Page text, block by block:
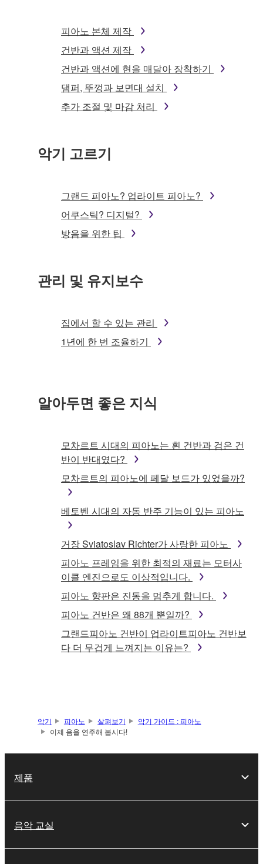
피아노 본체 제작
건반과 액션 제작
건반과 액션에 현을 매달아 장착하기
댐퍼, 뚜껑과 보면대 설치
추가 조절 및 마감 처리
악기 고르기
그랜드 피아노? 업라이트 피아노?
어쿠스틱? 디지털?
방음을 위한 팁
관리 및 유지보수
집에서 할 수 있는 관리
1년에 한 번 조율하기
알아두면 좋은 지식
모차르트 시대의 피아노는 흰 건반과 검은 건
반이 반대였다?
모차르트의 피아노에 페달 보드가 있었을까?
베토벤 시대의 자동 반주 기능이 있는 피아노
거장 Sviatoslav Richter가 사랑한 피아노
피아노 프레임을 위한 최적의 재료는 모터사
이클 엔진으로도 이상적입니다.
피아노 향판은 진동을 멈추게 합니다.
피아노 건반은 왜 88개 뿐일까?
그랜드피아노 건반이 업라이트피아노 건반보
다 더 무겁게 느껴지는 이유는?
악기 피아노 살펴보기
악기 가이드 : 피아노
이제 음을 연주해 봅시다!
제품
음악 교실